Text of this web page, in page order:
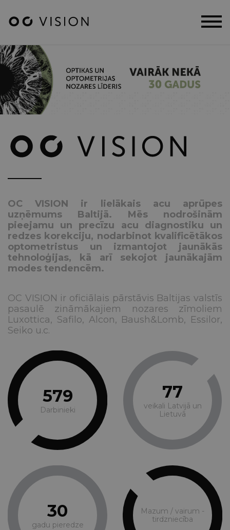
OC VISION ir lielākais acu aprūpes
uzņēmums Baltijā. Mēs nodrošinām
pieejamu un precīzu acu diagnostiku un
redzes korekciju, nodarbinot kvalificētākos
optometristus un izmantojot jaunākās
tehnoloģijas, kā arī sekojot jaunākajām
modes tendencēm.
OC VISION ir oficiālais pārstāvis Baltijas valstīs
pasaulē zināmākajiem nozares zīmoliem
Luxottica, Safilo, Alcon, Baush&Lomb, Essilor,
Seiko u.c.
579
Darbinieki
77
veikali Latvijā un
Lietuvā
30
gadu pieredze
Mazum / vairum -
tirdzniecība